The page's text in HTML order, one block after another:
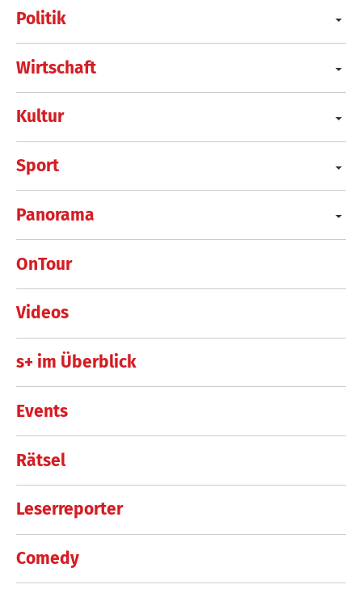
Politik
Wirtschaft
Kultur
Sport
Panorama
OnTour
Videos
s+ im Überblick
Events
Rätsel
Leserreporter
Comedy